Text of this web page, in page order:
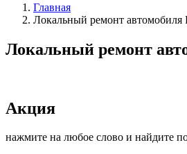
Главная
Локальный ремонт автомобиля
Локальный ремонт
Акция
нажмите на любое слово и найдите